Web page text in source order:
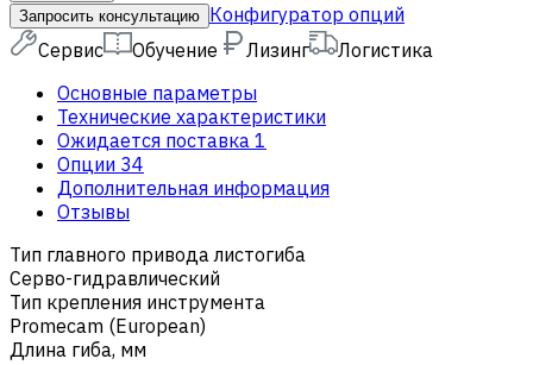
Запросить консультацию Конфигуратор опций
Сервис
Обучение Лизинг
Логистика
Основные параметры
Технические характеристики
Ожидается поставка 1
Опции 34
Дополнительная информация
Отзывы
Тип главного привода листогибa
Серво-гидравлический
Тип крепления инструмента
Promecam (European)
Длина гиба, мм